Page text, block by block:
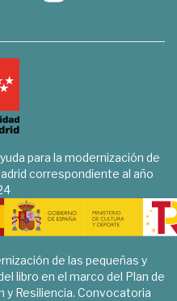
para la modernización de
correspondiente al año
de las pequeñas y
libro en el marco del Plan de
y Resiliencia. Convocatoria